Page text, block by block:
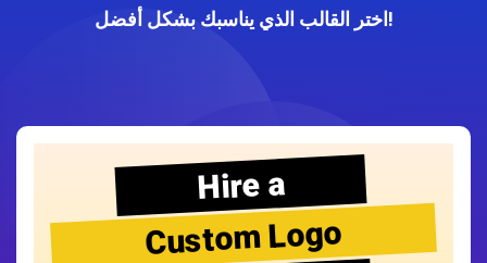
اختر القالب الذي يناسبك بشكل أفضل!
Hire a
Custom Logo